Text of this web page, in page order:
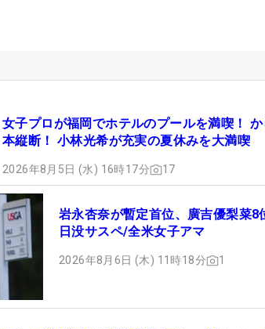
女子プロが福岡でホテルのプールを満喫！
本縦断！ 小林光希が充実の夏休みを大満喫
2026年8月5日 (水) 16時17分 17
岩永杏奈が暫定首位、廣吉優梨菜
日没サスペ/全米女子アマ
2026年8月6日 (木) 11時18分 1